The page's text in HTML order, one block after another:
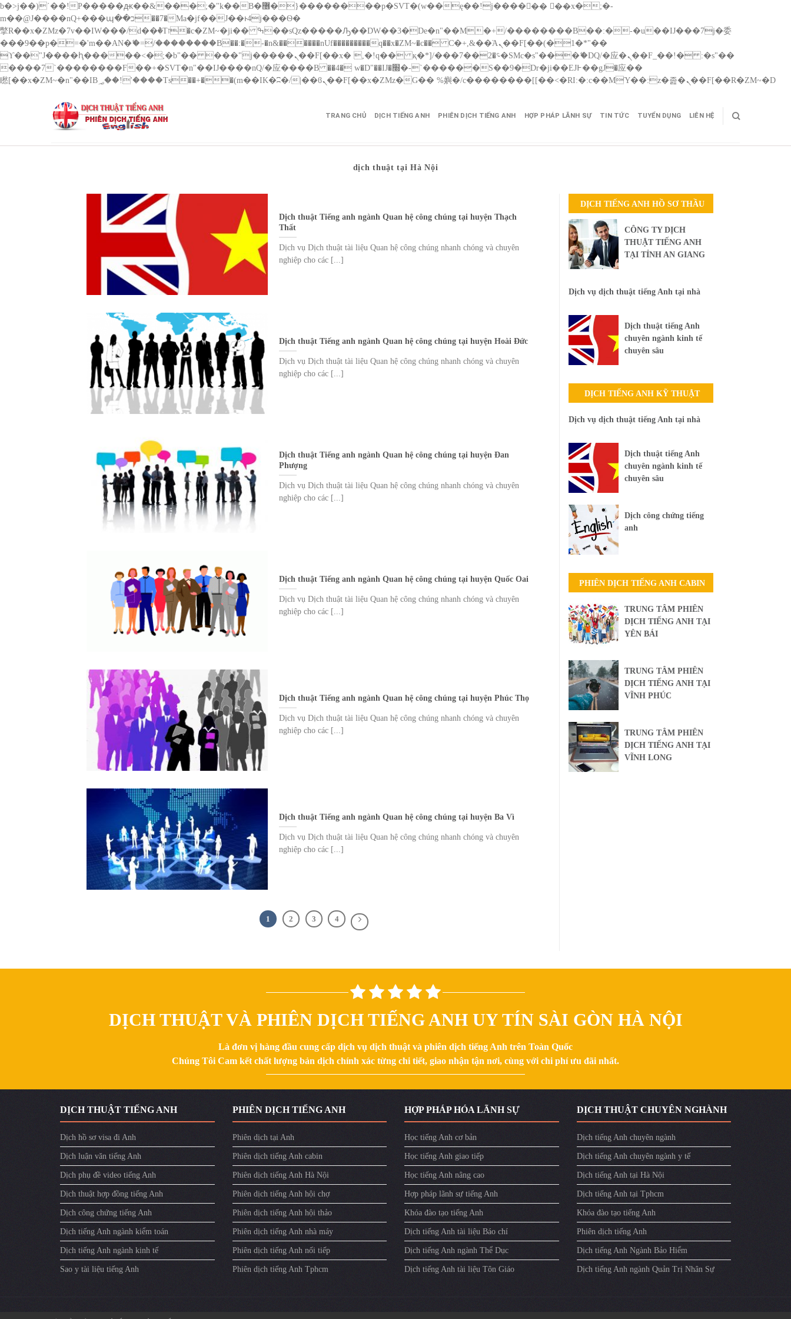
b�>j��)΄��!P�����ԫ��&���;�"k��B�޶�}��������p�SVT�(w��ę��!j������ ��x�;�-
m��@J����nQ+���պ��כ��7�Ma�jf��J��ͱ4j���Ѳ�
撆R��x�ZMz�7v��IW���/d��ٞ�Тז�c�ZM~�ji�� ߒ��sQz�����Ԡ��DW��3�De�n"��M�+/��������B��:�-�u��IJ���7j�委
���9��p�=�'m��AN�ޭ�=/��������B��:�-�n&������nUf���������q��x�ZM~�c�� Ϲ�+,&��Ὰܢ��F[��(�1�*"��
ϒ��"J����ԧ�����<�;�b"�� ���"j�����ܢ��F[��x� ,�!q�� қ�*]/���؝�2��7�SMc�s"���ޭ�DQ/�应�ܢ��F_��!� :�s"��
����7`��������F��+�SVT�n"��IJ����nQ/�应����B ��4� w�D"��IJ�׭�-`������S��9�Dr�ji��EJ߅��gJ�应��
矁[��x�ZM~�n"��IB؃��!'����Тѕ��+��(m��IK�ʭ�/|��ϐܢ��F[��x�ZMz�G�� %嬩�/c��������[[��<�RI:�:c��MΎ��:z�졾�ܢ��F[��R�ZM~�DSkip
TRANG CHỦ DỊCH TIẾNG ANH PHIÊN DỊCH TIẾNG ANH HỢP PHÁP LÃNH SỰ TIN TỨC TUYỂN DỤNG LIÊN HỆ
dịch thuật tại Hà Nội
Dịch thuật Tiếng anh ngành Quan hệ công chúng tại huyện Thạch
Thất
Dịch vụ Dịch thuật tài liệu Quan hệ công chúng nhanh chóng và chuyên
nghiệp cho các [...]
Dịch thuật Tiếng anh ngành Quan hệ công chúng tại huyện Hoài Đức
Dịch vụ Dịch thuật tài liệu Quan hệ công chúng nhanh chóng và chuyên
nghiệp cho các [...]
Dịch thuật Tiếng anh ngành Quan hệ công chúng tại huyện Đan
Phượng
Dịch vụ Dịch thuật tài liệu Quan hệ công chúng nhanh chóng và chuyên
nghiệp cho các [...]
Dịch thuật Tiếng anh ngành Quan hệ công chúng tại huyện Quốc Oai
Dịch vụ Dịch thuật tài liệu Quan hệ công chúng nhanh chóng và chuyên
nghiệp cho các [...]
Dịch thuật Tiếng anh ngành Quan hệ công chúng tại huyện Phúc Thọ
Dịch vụ Dịch thuật tài liệu Quan hệ công chúng nhanh chóng và chuyên
nghiệp cho các [...]
Dịch thuật Tiếng anh ngành Quan hệ công chúng tại huyện Ba Vì
Dịch vụ Dịch thuật tài liệu Quan hệ công chúng nhanh chóng và chuyên
nghiệp cho các [...]
1 2 3 4
DỊCH TIẾNG ANH HỒ SƠ THẦU
CÔNG TY DỊCH
THUẬT TIẾNG ANH
TẠI TỈNH AN GIANG
Dịch vụ dịch thuật tiếng Anh tại nhà
Dịch thuật tiếng Anh
chuyên ngành kinh tế
chuyên sâu
DỊCH TIẾNG ANH KỸ THUẬT
Dịch vụ dịch thuật tiếng Anh tại nhà
Dịch thuật tiếng Anh
chuyên ngành kinh tế
chuyên sâu
Dịch công chứng tiếng
anh
PHIÊN DỊCH TIẾNG ANH CABIN
TRUNG TÂM PHIÊN
DỊCH TIẾNG ANH TẠI
YÊN BÁI
TRUNG TÂM PHIÊN
DỊCH TIẾNG ANH TẠI
VĨNH PHÚC
TRUNG TÂM PHIÊN
DỊCH TIẾNG ANH TẠI
VĨNH LONG
DỊCH THUẬT VÀ PHIÊN DỊCH TIẾNG ANH UY TÍN SÀI GÒN HÀ NỘI
Là đơn vị hàng đầu cung cấp dịch vụ dịch thuật và phiên dịch tiếng Anh trên Toàn Quốc
Chúng Tôi Cam kết chất lượng bản dịch chính xác từng chi tiết, giao nhận tận nơi, cùng với chi phí ưu đãi nhất.
​DỊCH THUẬT TIẾNG ANH
Dịch hồ sơ visa đi Anh
Dịch luận văn tiếng Anh
Dịch phụ đề video tiếng Anh
Dịch thuật hợp đồng tiếng Anh
Dịch công chứng tiếng Anh
Dịch tiếng Anh ngành kiểm toán
Dịch tiếng Anh ngành kinh tế
Sao y tài liệu tiếng Anh
PHIÊN DỊCH TIẾNG ANH
Phiên dịch tại Anh
Phiên dịch tiếng Anh cabin
Phiên dịch tiếng Anh Hà Nội
Phiên dịch tiếng Anh hội chợ
Phiên dịch tiếng Anh hội thảo
Phiên dịch tiếng Anh nhà máy
Phiên dịch tiếng Anh nối tiếp
Phiên dịch tiếng Anh Tphcm
HỢP PHÁP HÓA LÃNH SỰ
Học tiếng Anh cơ bản
Học tiếng Anh giao tiếp
Học tiếng Anh nâng cao
Hợp pháp lãnh sự tiếng Anh
Khóa đào tạo tiếng Anh
Dịch tiếng Anh tài liệu Báo chí
Dịch tiếng Anh ngành Thể Dục
Dịch tiếng Anh tài liệu Tôn Giáo
DỊCH THUẬT CHUYÊN NGHÀNH
Dịch tiếng Anh chuyên ngành
Dịch tiếng Anh chuyên ngành y tế
Dịch tiếng Anh tại Hà Nội
Dịch tiếng Anh tại Tphcm
Khóa đào tạo tiếng Anh
Phiên dịch tiếng Anh
Dịch tiếng Anh Ngành Bảo Hiểm
Dịch tiếng Anh ngành Quản Trị Nhân Sự